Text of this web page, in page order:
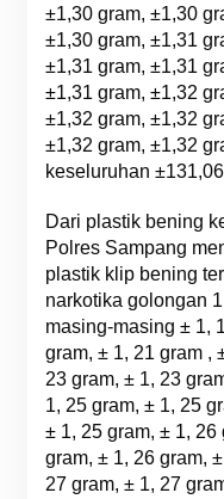
±1,30 gram, ±1,30
±1,30 gram, ±1,31
±1,31 gram, ±1,31
±1,31 gram, ±1,32
±1,32 gram, ±1,32
±1,32 gram, ±1,32
keseluruhan
Dari plastik bening
Polres Sampang
plastik klip bening
narkotika golongan
masing-masing ± 1,
gram, ± 1, 21 gram ,
23 gram, ± 1, 23
1, 25 gram, ± 1, 25
± 1, 25 gram, ± 1, 26
gram, ± 1, 26 gram,
27 gram, ± 1, 27